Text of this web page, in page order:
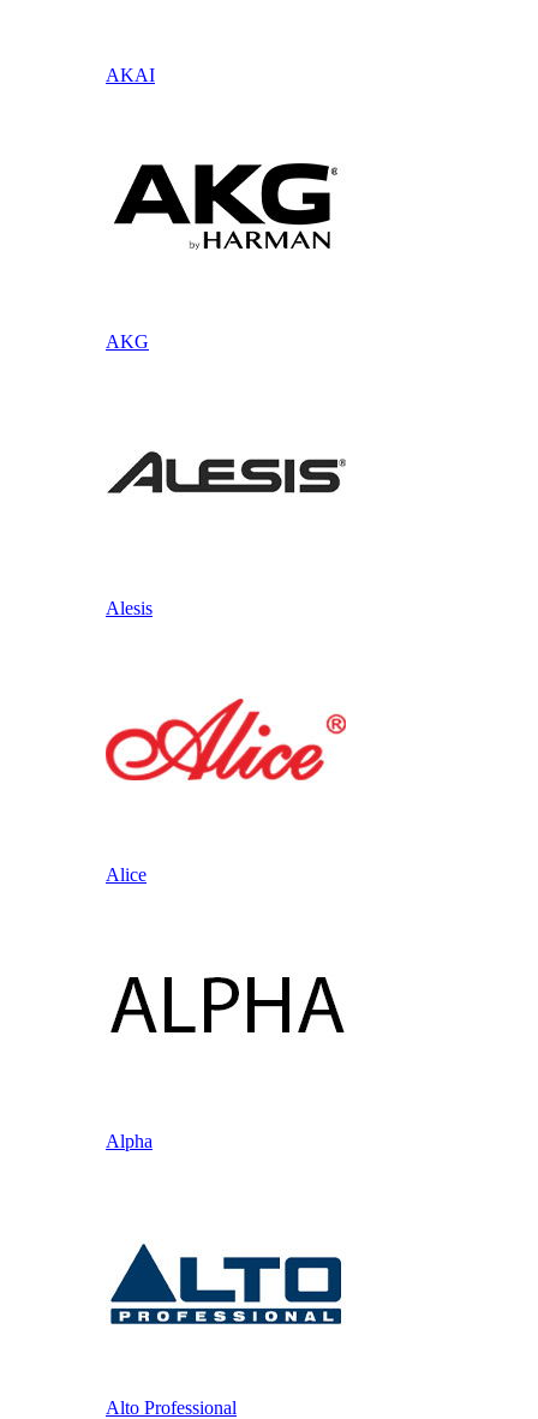
AKAI
AKG
Alesis
Alice
Alpha
Alto Professional